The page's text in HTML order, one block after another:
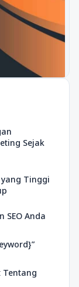
Sejak
Tinggi
SEO Anda
Tentang